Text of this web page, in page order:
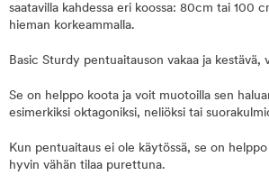
saatavilla kahdessa eri koossa: 80cm tai 100
hieman korkeammalla.
Basic Sturdy pentuaitauson vakaa ja kestävä,
Se on helppo koota ja voit muotoilla sen
esimerkiksi oktagoniksi, neliöksi tai
Kun pentuaitaus ei ole käytössä, se on
hyvin vähän tilaa purettuna.